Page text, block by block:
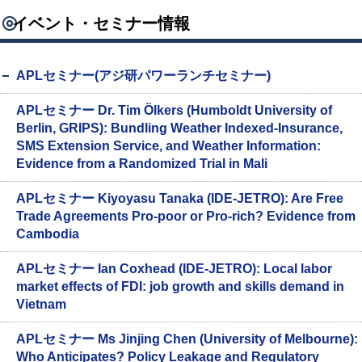
イベント・セミナー情報
APLセミナー(アジ研パワーランチセミナー)
APLセミナー Dr. Tim Ölkers (Humboldt University of
Berlin, GRIPS): Bundling Weather Indexed-Insurance,
SMS Extension Service, and Weather Information:
Evidence from a Randomized Trial in Mali
APLセミナー Kiyoyasu Tanaka (IDE-JETRO): Are Free
Trade Agreements Pro-poor or Pro-rich? Evidence from
Cambodia
APLセミナー Ian Coxhead (IDE-JETRO): Local labor
market effects of FDI: job growth and skills demand in
Vietnam
APLセミナー Ms Jinjing Chen (University of Melbourne):
Who Anticipates? Policy Leakage and Regulatory